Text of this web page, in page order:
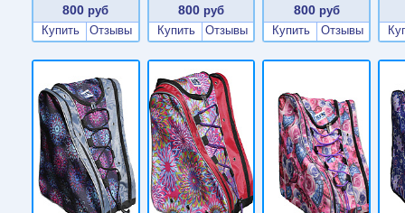
800 руб
Купить
Отзывы
800 руб
Купить
Отзывы
800руб
Купить
Отзывы